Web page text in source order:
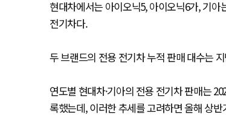
현대차에서는 아이오닉5, 아이오닉6가, 기아
전기차다.
두 브랜드의 전용 전기차 누적 판매 대수는
연도별 현대차·기아의 전용 전기차 판매는
록했는데, 이러한 추세를 고려하면 올해 상